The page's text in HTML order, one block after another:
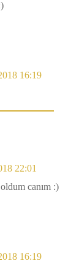
16:19
22:01
canım :)
16:19